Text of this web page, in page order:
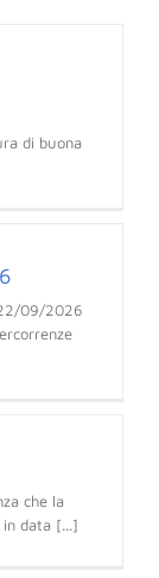
di buona
09/2026
che la
in data [...]